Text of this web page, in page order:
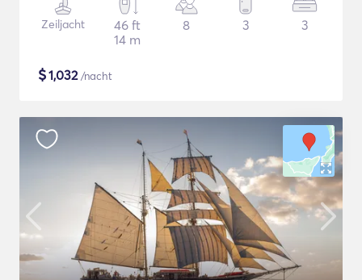
Zeiljacht
46 ft
14 m
8 3 3
$1,032/nacht